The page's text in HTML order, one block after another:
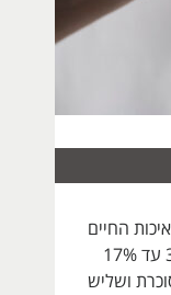
החיים
ולעתים קרובות לא מטופל בצורה טובה. הערכות מראות כי 3% עד 17%
ושליש